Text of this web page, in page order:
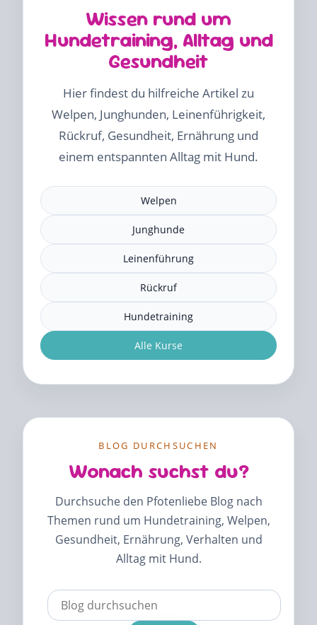
Wissen rund um
Hundetraining, Alltag und
Gesundheit
Hier findest du hilfreiche Artikel zu
Welpen, Junghunden, Leinenführigkeit,
Rückruf, Gesundheit, Ernährung und
einem entspannten Alltag mit Hund.
Welpen
Junghunde
Leinenführung
Rückruf
Hundetraining
Alle Kurse
BLOG DURCHSUCHEN
Wonach suchst du?
Durchsuche den Pfotenliebe Blog nach
Themen rund um Hundetraining, Welpen,
Gesundheit, Ernährung, Verhalten und
Alltag mit Hund.